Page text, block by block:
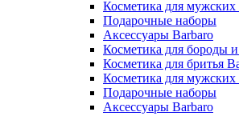
Косметика для мужских
Подарочные наборы
Аксессуары Barbaro
Косметика для бороды и
Косметика для бритья
Косметика для мужских
Подарочные наборы
Аксессуары Barbaro